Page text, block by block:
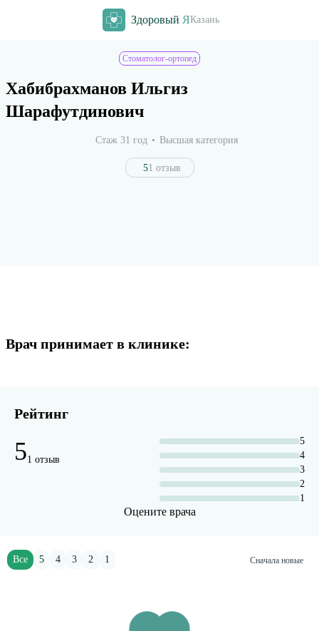
Здоровый ЯКазань
Стоматолог-ортопед
Хабибрахманов Ильгиз
Шарафутдинович
Стаж 31 год Высшая категория
51 отзыв
Врач принимает в клинике:
Рейтинг
51 отзыв
5
4
3
2
1
Оцените врача
Все 5 4 3 2 1 Сначала новые